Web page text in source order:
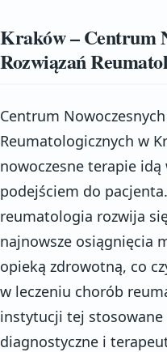
Kraków – Centrum
Rozwiązań
Centrum
Reumatologicznych w
nowoczesne terapie
podejściem do
reumatologia rozwija
najnowsze osiągnięcia
opieką zdrowotną, co
w leczeniu chorób
instytucji tej
diagnostyczne i